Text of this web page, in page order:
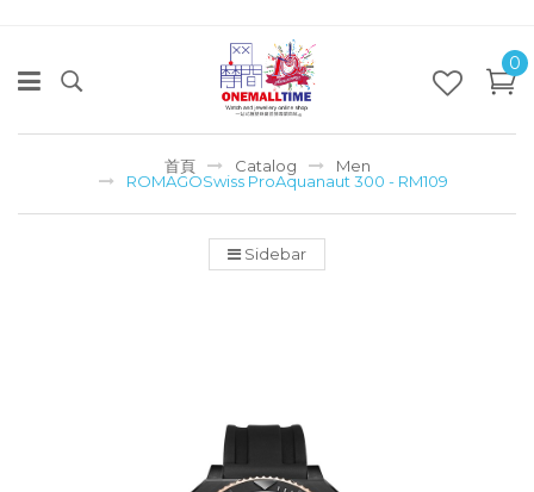
0
首頁 Catalog
Men
ROMAGOSwiss ProAquanaut 300 - RM109
Sidebar